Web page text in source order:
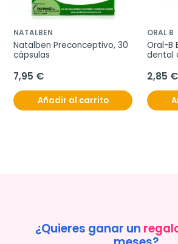
NATALBEN
Natalben Preconceptivo, 30
cápsulas
7,95 €
Añadir al carrito
ORAL B
Oral-B
dental
2,85 €
¿Quieres ganar un